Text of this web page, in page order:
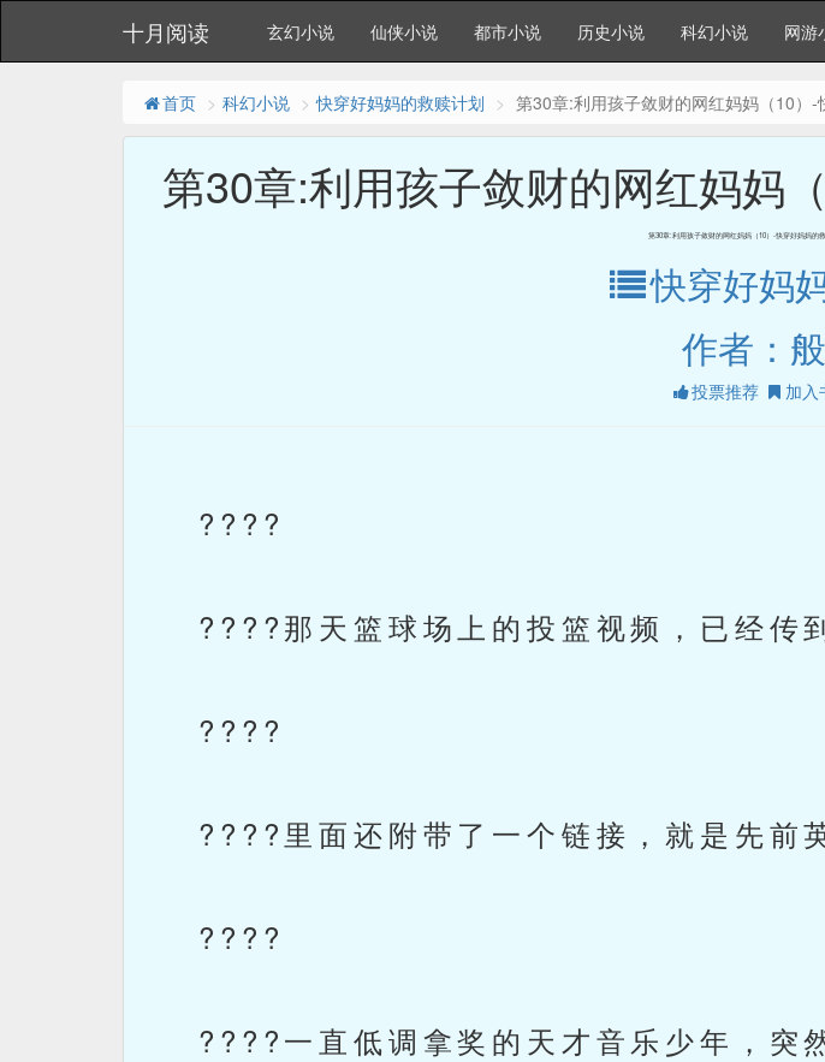
十月阅读 玄幻小说 仙侠小说 都市小说 历史小说 科幻小说 网游
首页 科幻小说 快穿好妈妈的救赎计划 第30章:利用孩子敛财的网红妈妈（10）
第30章:利用孩子敛财的网红妈妈
第30章:利用孩子敛财的网红妈妈（10）-快穿好妈妈的
快穿好妈
作者：
投票推荐 加入
????
????那天篮球场上的投篮视频，已经传到
????
????里面还附带了一个链接，就是先前英
????
????一直低调拿奖的天才音乐少年，突